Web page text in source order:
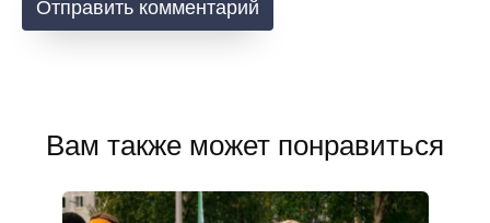
Вам также может понравиться